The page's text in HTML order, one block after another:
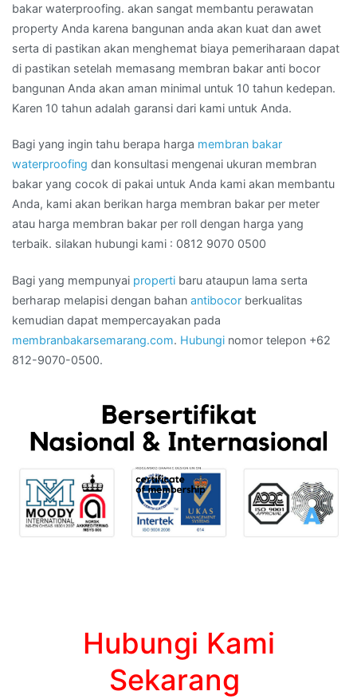
bakar waterproofing. akan sangat membantu perawatan
property Anda karena bangunan anda akan kuat dan awet
serta di pastikan akan menghemat biaya pemeriharaan dapat
di pastikan setelah memasang membran bakar anti bocor
bangunan Anda akan aman minimal untuk 10 tahun kedepan.
Karen 10 tahun adalah garansi dari kami untuk Anda.
Bagi yang ingin tahu berapa harga membran bakar
waterproofing dan konsultasi mengenai ukuran membran
bakar yang cocok di pakai untuk Anda kami akan membantu
Anda, kami akan berikan harga membran bakar per meter
atau harga membran bakar per roll dengan harga yang
terbaik. silakan hubungi kami : 0812 9070 0500
Bagi yang mempunyai properti baru ataupun lama serta
berharap melapisi dengan bahan antibocor berkualitas
kemudian dapat mempercayakan pada
membranbakarsemarang.com. Hubungi nomor telepon +62
812-9070-0500.
Hubungi Kami
Sekarang